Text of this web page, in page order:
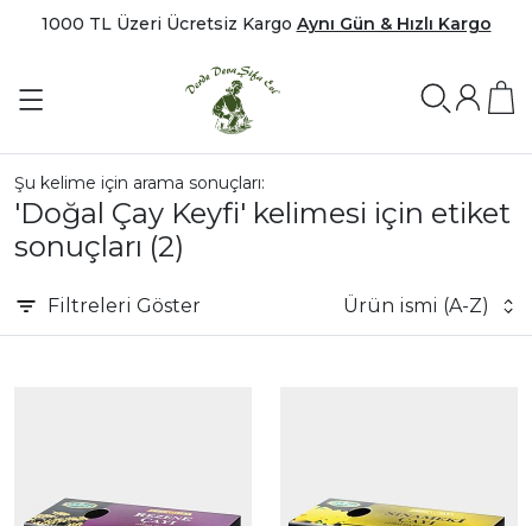
1000 TL Üzeri Ücretsiz Kargo Aynı Gün & Hızlı Kargo
Şu kelime için arama sonuçları:
'Doğal Çay Keyfi' kelimesi için etiket
sonuçları (2)
Filtreleri Göster Ürün ismi (A-Z)